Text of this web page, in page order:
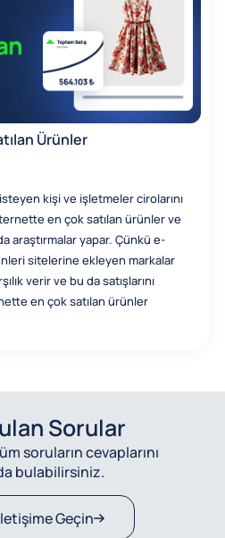
Ürünler
kişi ve işletmeler cirolarını
en çok satılan ürünler ve
araştırmalar yapar. Çünkü e-
sitelerine ekleyen markalar
verir ve bu da satışlarını
en çok satılan ürünler
Sorular
soruların cevaplarını
bulabilirsiniz.
Geçin